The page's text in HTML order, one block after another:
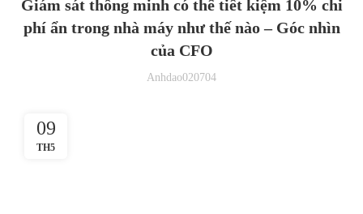
Giám sát thông minh có thể tiết kiệm 10% chi
phí ẩn trong nhà máy như thế nào – Góc nhìn
của CFO
Anhdao020704
09
TH5